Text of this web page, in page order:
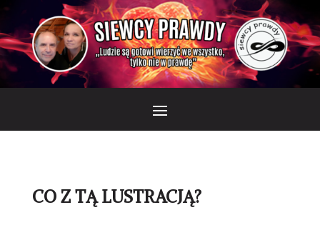
CO Z TĄ LUSTRACJĄ?